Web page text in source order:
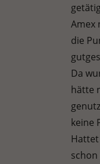
Amex
die
Da
hätte
keine
schon